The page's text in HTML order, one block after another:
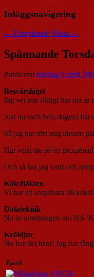
Inläggsnavigering
← Föregående Nästa →
Spännande
Publicerattorsdag 3 april
Besvärsläget
Jag vet inte riktigt hur det är
Just nu (och hela dagen)
Så jag har rört mig liksom
Har varit ute på en
Och så har jag varit och
Köksfläkten
Vi har ett sorgebarn till
Datateknik
Nu är utredningen om Hd-
Kräldjur
Nu har det hänt! Jag har
Fjäril